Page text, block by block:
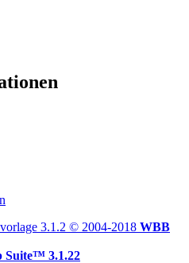
3.1.2 © 2004-2018 WBB
Suite™ 3.1.22